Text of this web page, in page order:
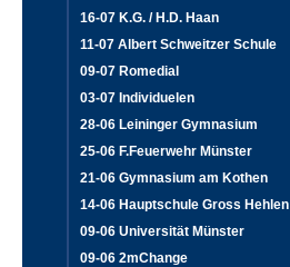
16-07 K.G. / H.D. Haan
11-07 Albert Schweitzer Schule
09-07 Romedial
03-07 Individuelen
28-06 Leininger Gymnasium
25-06 F.Feuerwehr Münster
21-06 Gymnasium am Kothen
14-06 Hauptschule Gross Hehlen
09-06 Universität Münster
09-06 2mChange